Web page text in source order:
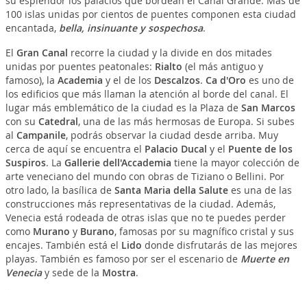
100 islas unidas por cientos de puentes componen esta ciudad
encantada, bella, insinuante y sospechosa.
El Gran Canal recorre la ciudad y la divide en dos mitades
unidas por puentes peatonales: Rialto (el más antiguo y
famoso), la Academia y el de los Descalzos. Ca d'Oro es uno de
los edificios que más llaman la atención al borde del canal. El
lugar más emblemático de la ciudad es la Plaza de San Marcos
con su Catedral, una de las más hermosas de Europa. Si subes
al Campanile, podrás observar la ciudad desde arriba. Muy
cerca de aquí se encuentra el Palacio Ducal y el Puente de los
Suspiros. La Gallerie dell'Accademia tiene la mayor colección de
arte veneciano del mundo con obras de Tiziano o Bellini. Por
otro lado, la basílica de Santa Maria della Salutees una de las
construcciones más representativas de la ciudad. Además,
Venecia está rodeada de otras islas que no te puedes perder
como Murano y Burano, famosas por su magnífico cristal y sus
encajes. También está el Lido donde disfrutarás de las mejores
playas. También es famoso por ser el escenario de Muerte en
Veneciay sede de la Mostra.